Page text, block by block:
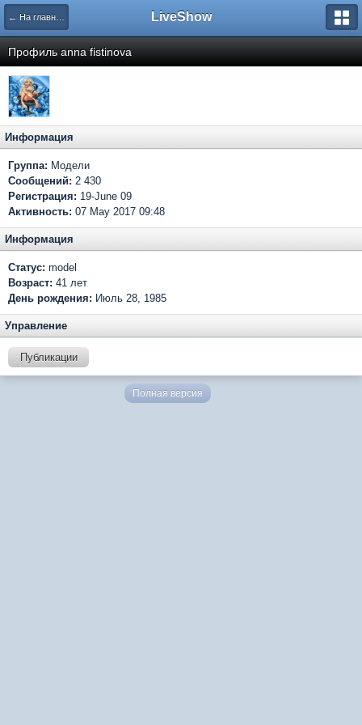
← На главную LiveShow
Профиль anna fistinova
Информация
Группа: Модели
Сообщений: 2 430
Регистрация: 19-June 09
Активность: 07 May 2017 09:48
Информация
Статус: model
Возраст: 41 лет
День рождения: Июль 28, 1985
Управление
Публикации
Полная версия